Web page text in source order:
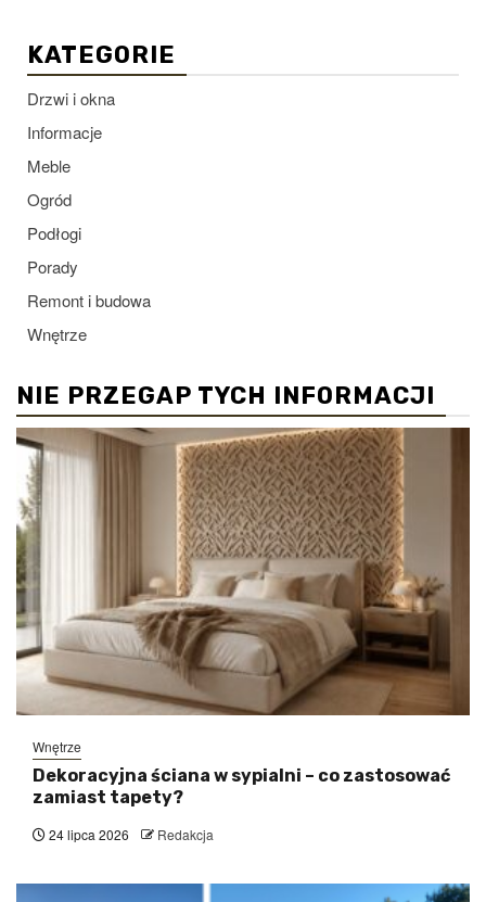
KATEGORIE
Drzwi i okna
Informacje
Meble
Ogród
Podłogi
Porady
Remont i budowa
Wnętrze
NIE PRZEGAP TYCH INFORMACJI
Wnętrze
Dekoracyjna ściana w sypialni – co zastosować
zamiast tapety?
24 lipca 2026 Redakcja